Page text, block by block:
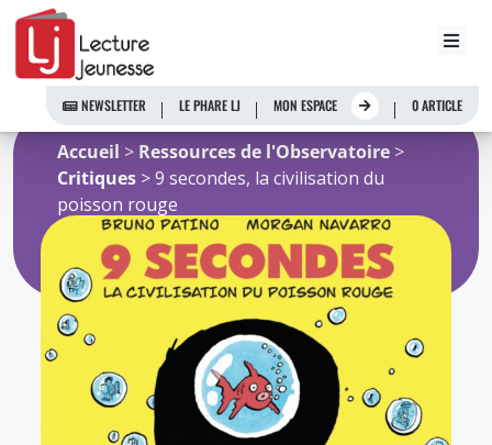
Aller
contenu
NEWSLETTER LE PHARE LJ MON ESPACE 0 ARTICLE
Accueil > Ressources de l'Observatoire >
Critiques > 9 secondes, la civilisation du
poisson rouge